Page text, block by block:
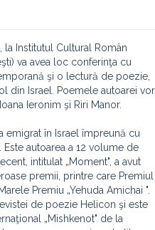
la Institutul Cultural Român
va avea loc conferinţa cu
şi o lectură de poezie,
din Israel. Poemele autoarei vor
Ieronim şi Riri Manor.
emigrat în Israel împreună cu
autoarea a 12 volume de
intitulat „Moment", a avut
premii, printre care Premiul
Premiu „Yehuda Amichai ".
de poezie Helicon şi este
„Mishkenot" de la